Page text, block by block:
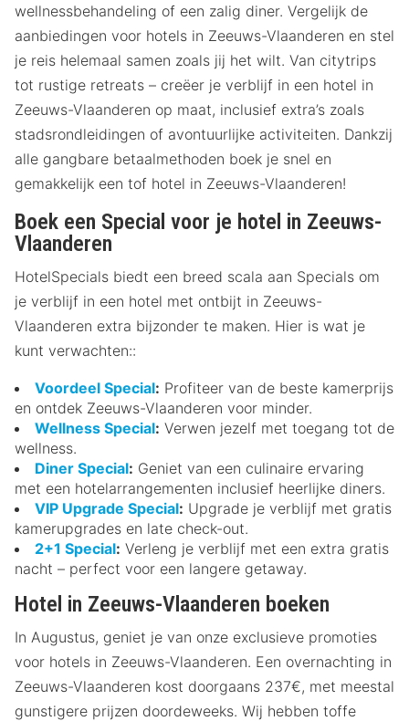
wellnessbehandeling of een zalig diner. Vergelijk de
aanbiedingen voor hotels in Zeeuws-Vlaanderen en stel
je reis helemaal samen zoals jij het wilt. Van citytrips
tot rustige retreats – creëer je verblijf in een hotel in
Zeeuws-Vlaanderen op maat, inclusief extra’s zoals
stadsrondleidingen of avontuurlijke activiteiten. Dankzij
alle gangbare betaalmethoden boek je snel en
gemakkelijk een tof hotel in Zeeuws-Vlaanderen!
Boek een Special voor je hotel in Zeeuws-
Vlaanderen
HotelSpecials biedt een breed scala aan Specials om
je verblijf in een hotel met ontbijt in Zeeuws-
Vlaanderen extra bijzonder te maken. Hier is wat je
kunt verwachten::
Voordeel Special: Profiteer van de beste kamerprijs
en ontdek Zeeuws-Vlaanderen voor minder.
Wellness Special: Verwen jezelf met toegang tot de
wellness.
Diner Special: Geniet van een culinaire ervaring
met een hotelarrangementen inclusief heerlijke diners.
VIP Upgrade Special: Upgrade je verblijf met gratis
kamerupgrades en late check-out.
2+1 Special: Verleng je verblijf met een extra gratis
nacht – perfect voor een langere getaway.
Hotel in Zeeuws-Vlaanderen boeken
In Augustus, geniet je van onze exclusieve promoties
voor hotels in Zeeuws-Vlaanderen. Een overnachting in
Zeeuws-Vlaanderen kost doorgaans 237€, met meestal
gunstigere prijzen doordeweeks. Wij hebben toffe